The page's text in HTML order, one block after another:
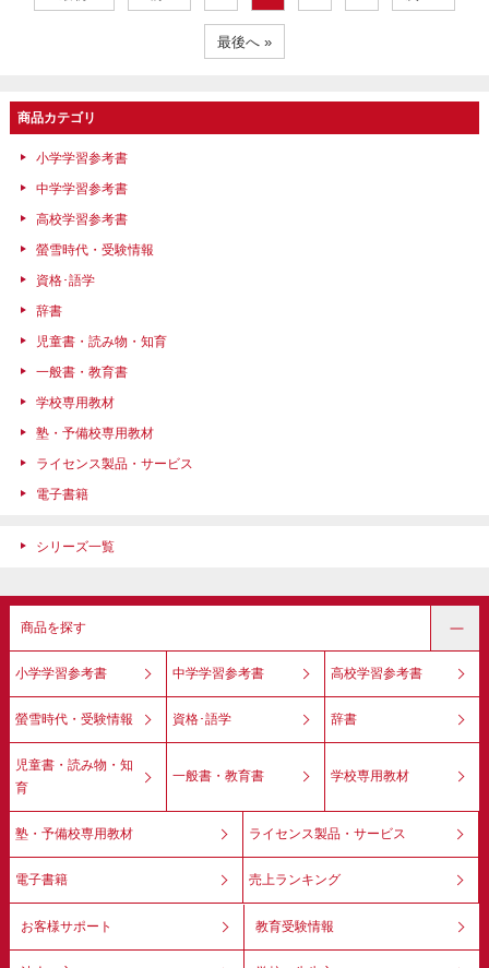
最後へ »
商品カテゴリ
小学学習参考書
中学学習参考書
高校学習参考書
螢雪時代・受験情報
資格･語学
辞書
児童書・読み物・知育
一般書・教育書
学校専用教材
塾・予備校専用教材
ライセンス製品・サービス
電子書籍
シリーズ一覧
商品を探す
小学学習参考書 中学学習参考書 高校学習参考書
螢雪時代・受験情報 資格･語学 辞書
児童書・読み物・知
育
一般書・教育書 学校専用教材
塾・予備校専用教材 ライセンス製品・サービス
電子書籍 売上ランキング
お客様サポート 教育受験情報